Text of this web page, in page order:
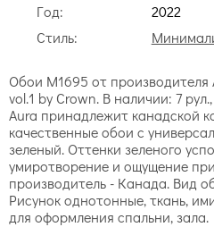
Год:
2022
Стиль:
Обои M1695 от производителя
vol.1 by Crown. В наличии: 7
Aura принадлежит канадской
качественные обои с
зеленый. Оттенки зеленого
умиротворение и ощущение
производитель - Канада. Вид
Рисунок однотонные, ткань,
для оформления спальни, зала.